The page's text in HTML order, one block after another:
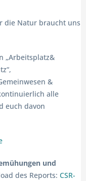
die Natur braucht uns
„Arbeitsplatz&
&
alle
euch davon
und
des Reports: CSR-